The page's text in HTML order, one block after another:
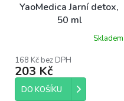
YaoMedica Jarní detox,
50 ml
Skladem
168 Kč bez DPH
203 Kč
DO KOŠÍKU